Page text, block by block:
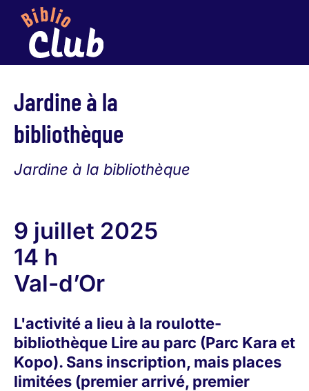
Jardine à la
bibliothèque
Jardine à la bibliothèque
9 juillet 2025
14 h
Val-d’Or
L'activité a lieu à la roulotte-
bibliothèque Lire au parc (Parc Kara et
Kopo). Sans inscription, mais places
limitées (premier arrivé, premier